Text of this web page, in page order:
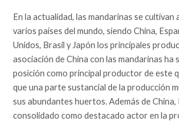
En la actualidad, las mandarinas se cultivan
varios países del mundo, siendo China,
Unidos, Brasil y Japón los principales
asociación de China con las mandarinas ha
posición como principal productor de este
que una parte sustancial de la producción
sus abundantes huertos. Además de China,
consolidado como destacado actor en la